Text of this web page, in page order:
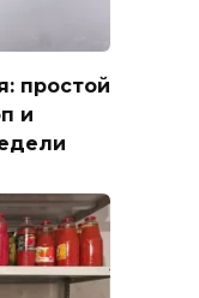
простой
и